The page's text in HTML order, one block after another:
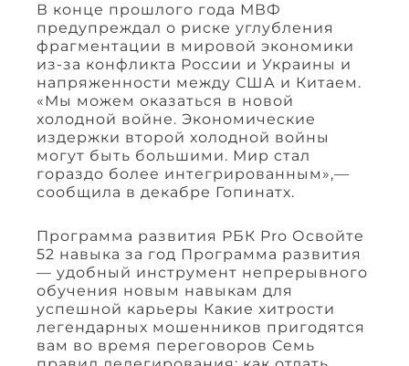
В конце прошлого года МВФ
предупреждал о риске углубления
фрагментации в мировой экономики
из-за конфликта России и Украины и
напряженности между США и Китаем.
«Мы можем оказаться в новой
холодной войне. Экономические
издержки второй холодной войны
могут быть большими. Мир стал
гораздо более интегрированным»,—
сообщила в декабре Гопинатх.
Программа развития РБК Pro Освойте
52 навыка за год Программа развития
— удобный инструмент непрерывного
обучения новым навыкам для
успешной карьеры Какие хитрости
легендарных мошенников пригодятся
вам во время переговоров Семь